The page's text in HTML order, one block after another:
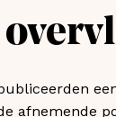
afnemende